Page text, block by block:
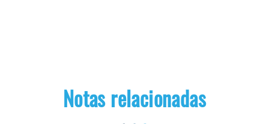
Notas relacionadas